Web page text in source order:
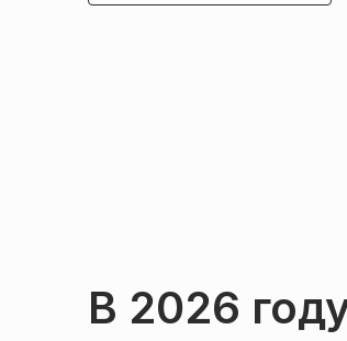
В 2026